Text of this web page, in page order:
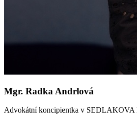
Mgr. Radka Andrlová
Advokátní koncipientka v